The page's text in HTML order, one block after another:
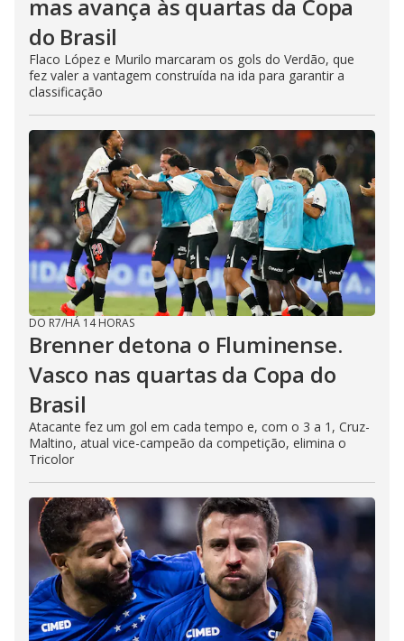
mas avança às quartas da Copa
do Brasil
Flaco López e Murilo marcaram os gols do Verdão, que
fez valer a vantagem construída na ida para garantir a
classificação
DO R7/HÁ 14 HORAS
Brenner detona o Fluminense.
Vasco nas quartas da Copa do
Brasil
Atacante fez um gol em cada tempo e, com o 3 a 1, Cruz-
Maltino, atual vice-campeão da competição, elimina o
Tricolor